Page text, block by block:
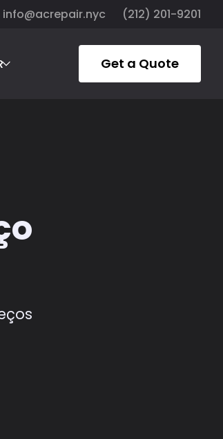
info@acrepair.nyc (212) 201-9201
Get a Quote